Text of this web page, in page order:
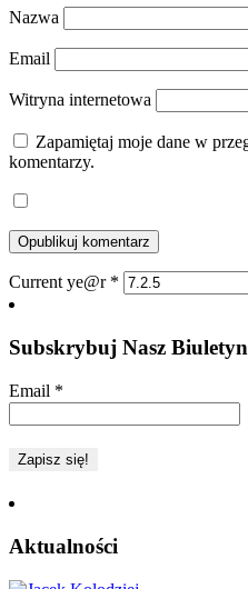
Nazwa
Email
Witryna internetowa
Zapamiętaj moje dane w
komentarzy.
Current ye@r *
Subskrybuj Nasz Biuletyn
Email *
Aktualności